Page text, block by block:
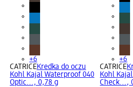
+6
CATRICEKredka do oczu
Kohl Kajal Waterproof 040
Optic..., 0,78 g
+6
CATRICE
Kohl
Check...,